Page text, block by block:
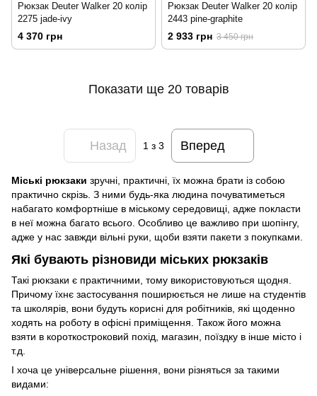
Рюкзак Deuter Walker 20 колір
2275 jade-ivy
4 370 грн
Рюкзак Deuter Walker 20 колір
2443 pine-graphite
2 933 грн 3 450 грн
Показати ще 20 товарів
Назад 1з 3 Вперед
Міські рюкзаки зручні, практичні, їх можна брати із собою
практично скрізь. З ними будь-яка людина почуватиметься
набагато комфортніше в міському середовищі, адже покласти
в неї можна багато всього. Особливо це важливо при шопінгу,
адже у нас завжди вільні руки, щоби взяти пакети з покупками.
Які бувають різновиди міських рюкзаків
Такі рюкзаки є практичними, тому використовуються щодня.
Причому їхнє застосування поширюється не лише на студентів
та школярів, вони будуть корисні для робітників, які щоденно
ходять на роботу в офісні приміщення. Також його можна
взяти в короткостроковий похід, магазин, поїздку в інше місто і
т.д.
І хоча це універсальне рішення, вони різняться за такими
видами: